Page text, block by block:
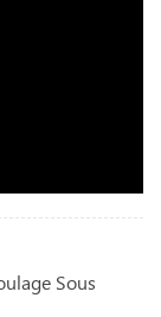
Sous